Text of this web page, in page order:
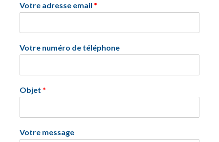
Votre adresse email *
Votre numéro de téléphone
Objet *
Votre message